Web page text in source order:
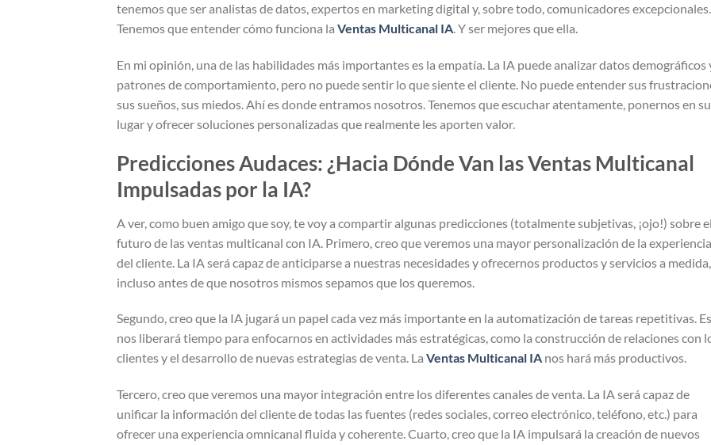
tenemos que ser analistas de datos, expertos en marketing digital y, sobre todo, comunicadores excepcionales.
Tenemos que entender cómo funciona la Ventas Multicanal IA. Y ser mejores que ella.
En mi opinión, una de las habilidades más importantes es la empatía. La IA puede analizar datos demográficos
patrones de comportamiento, pero no puede sentir lo que siente el cliente. No puede entender sus
sus sueños, sus miedos. Ahí es donde entramos nosotros. Tenemos que escuchar atentamente, ponernos en su
lugar y ofrecer soluciones personalizadas que realmente les aporten valor.
Predicciones Audaces: ¿Hacia Dónde Van las Ventas Multicanal
Impulsadas por la IA?
A ver, como buen amigo que soy, te voy a compartir algunas predicciones (totalmente subjetivas, ¡ojo!) sobre
futuro de las ventas multicanal con IA. Primero, creo que veremos una mayor personalización de la experiencia
del cliente. La IA será capaz de anticiparse a nuestras necesidades y ofrecernos productos y servicios a medida,
incluso antes de que nosotros mismos sepamos que los queremos.
Segundo, creo que la IA jugará un papel cada vez más importante en la automatización de tareas repetitivas.
nos liberará tiempo para enfocarnos en actividades más estratégicas, como la construcción de relaciones con
clientes y el desarrollo de nuevas estrategias de venta. La Ventas Multicanal IA nos hará más productivos.
Tercero, creo que veremos una mayor integración entre los diferentes canales de venta. La IA será capaz de
unificar la información del cliente de todas las fuentes (redes sociales, correo electrónico, teléfono, etc.) para
ofrecer una experiencia omnicanal fluida y coherente. Cuarto, creo que la IA impulsará la creación de nuevos